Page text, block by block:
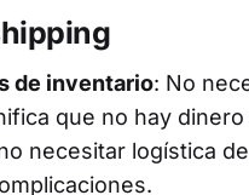
de inventario: No
que no hay
necesitar logística